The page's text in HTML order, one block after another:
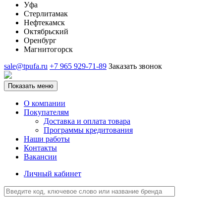
Уфа
Стерлитамак
Нефтекамск
Октябрьский
Оренбург
Магнитогорск
sale@tpufa.ru +7 965 929-71-89 Заказать звонок
Показать меню
О компании
Покупателям
Доставка и оплата товара
Программы кредитования
Наши работы
Контакты
Вакансии
Личный кабинет